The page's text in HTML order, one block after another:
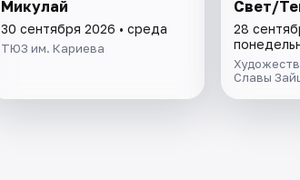
Микулай
30 сентября 2026 • среда
ТЮЗ им. Кариева
Свет/
28
Славы